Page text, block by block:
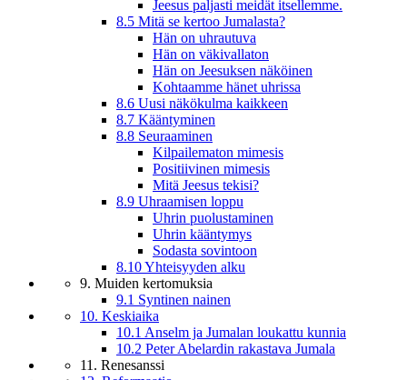
Jeesus paljasti meidät itsellemme.
8.5 Mitä se kertoo Jumalasta?
Hän on uhrautuva
Hän on väkivallaton
Hän on Jeesuksen näköinen
Kohtaamme hänet uhrissa
8.6 Uusi näkökulma kaikkeen
8.7 Kääntyminen
8.8 Seuraaminen
Kilpailematon mimesis
Positiivinen mimesis
Mitä Jeesus tekisi?
8.9 Uhraamisen loppu
Uhrin puolustaminen
Uhrin kääntymys
Sodasta sovintoon
8.10 Yhteisyyden alku
9. Muiden kertomuksia
9.1 Syntinen nainen
10. Keskiaika
10.1 Anselm ja Jumalan loukattu kunnia
10.2 Peter Abelardin rakastava Jumala
11. Renesanssi